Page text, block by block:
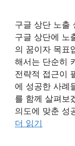
구글 상단 노출
구글 상단에 노
의 꿈이자 목표
해서는 단순히
전략적 접근이
에 성공한 사례
를 함께 살펴보
의도에 맞춘 성
더 읽기